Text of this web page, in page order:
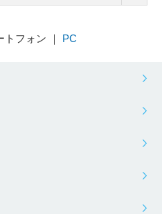
フォン ｜ PC